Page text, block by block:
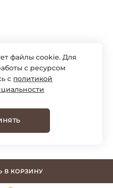
В КОРЗИНУ
файлы cookie. Для
с ресурсом
с политикой